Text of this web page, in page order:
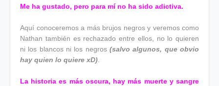
Me ha gustado, pero para mí no ha sido adictiva.
Aquí conoceremos a más brujos negros y veremos como
Nathan también es rechazado entre ellos, no lo quieren
ni los blancos ni los negros (salvo algunos, que obvio
hay quien lo quiere xD)
La historia es más oscura, hay más muerte y sangre